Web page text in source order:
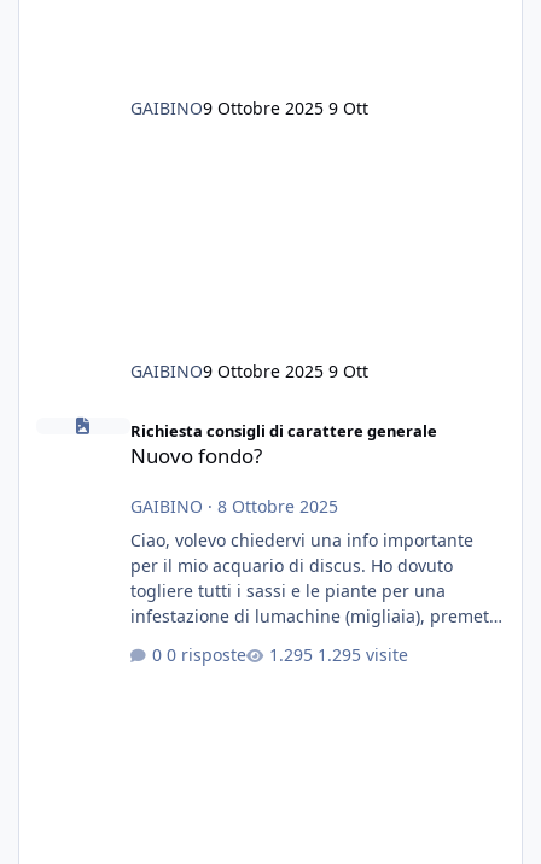
GAIBINO9 Ottobre 2025 9 Ott
GAIBINO9 Ottobre 2025 9 Ott
Nuovo fondo?
Richiesta consigli di carattere generale
Nuovo fondo?
GAIBINO · 8 Ottobre 2025
Ciao, volevo chiedervi una info importante
per il mio acquario di discus. Ho dovuto
togliere tutti i sassi e le piante per una
infestazione di lumachine (migliaia), premetto
cardinali, e tre pulitori in una vasca con 200
0 risposte 1.295 visite